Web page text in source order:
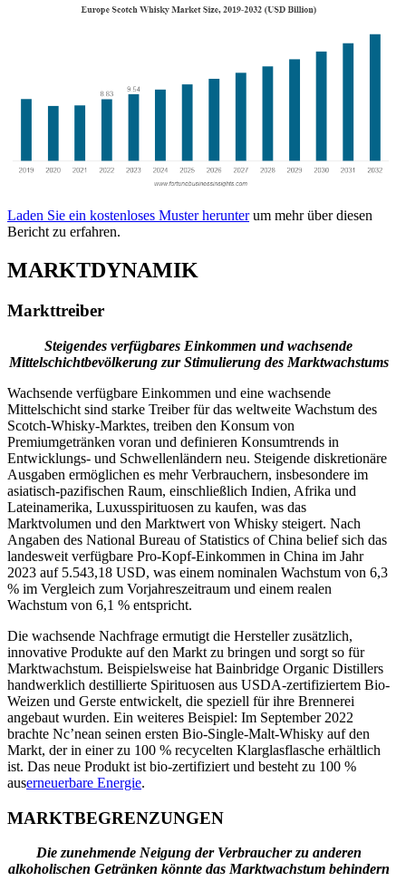
Laden Sie ein kostenloses Muster herunterum mehr über diesen
Bericht zu erfahren.
MARKTDYNAMIK
Markttreiber
Steigendes verfügbares Einkommen und wachsende
Mittelschichtbevölkerung zur Stimulierung des Marktwachstums
Wachsende verfügbare Einkommen und eine wachsende
Mittelschicht sind starke Treiber für das weltweite Wachstum des
Scotch-Whisky-Marktes, treiben den Konsum von
Premiumgetränken voran und definieren Konsumtrends in
Entwicklungs- und Schwellenländern neu. Steigende diskretionäre
Ausgaben ermöglichen es mehr Verbrauchern, insbesondere im
asiatisch-pazifischen Raum, einschließlich Indien, Afrika und
Lateinamerika, Luxusspirituosen zu kaufen, was das
Marktvolumen und den Marktwert von Whisky steigert. Nach
Angaben des National Bureau of Statistics of China belief sich das
landesweit verfügbare Pro-Kopf-Einkommen in China im Jahr
2023 auf 5.543,18 USD, was einem nominalen Wachstum von 6,3
% im Vergleich zum Vorjahreszeitraum und einem realen
Wachstum von 6,1 % entspricht.
Die wachsende Nachfrage ermutigt die Hersteller zusätzlich,
innovative Produkte auf den Markt zu bringen und sorgt so für
Marktwachstum. Beispielsweise hat Bainbridge Organic Distillers
handwerklich destillierte Spirituosen aus USDA-zertifiziertem Bio-
Weizen und Gerste entwickelt, die speziell für ihre Brennerei
angebaut wurden. Ein weiteres Beispiel: Im September 2022
brachte Nc’nean seinen ersten Bio-Single-Malt-Whisky auf den
Markt, der in einer zu 100 % recycelten Klarglasflasche erhältlich
ist. Das neue Produkt ist bio-zertifiziert und besteht zu 100 %
auserneuerbare Energie.
MARKTBEGRENZUNGEN
Die zunehmende Neigung der Verbraucher zu anderen
alkoholischen Getränken könnte das Marktwachstum behindern